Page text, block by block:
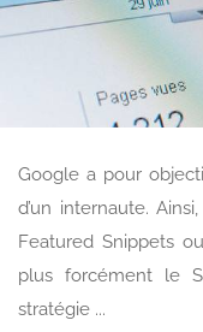
Google a pour
d’un internaute.
Featured Snippets
plus forcément le
stratégie ...